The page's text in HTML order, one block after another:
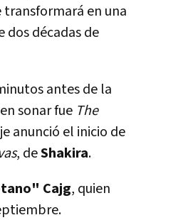
transformará en una
dos décadas de
antes de la
sonar fue The
anunció el inicio de
, deShakira.
Cajg, quien